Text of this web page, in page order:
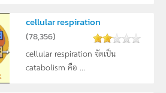
cellular respiration
(78,356)
cellular respiration จัดเป็น
catabolism คือ ...